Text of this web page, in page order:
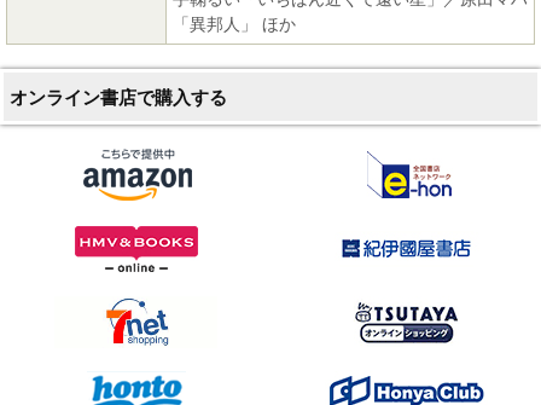
「異邦人」 ほか
オンライン書店で購入する